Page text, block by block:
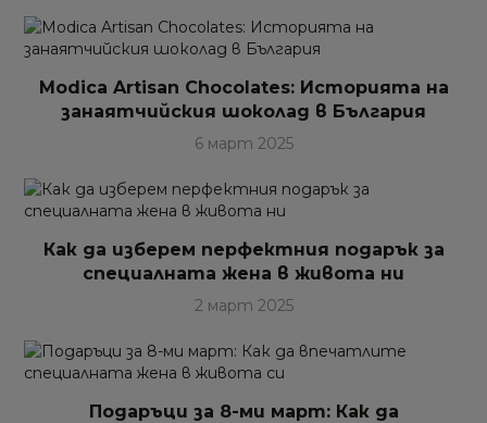
Modica Artisan Chocolates: Историята на
занаятчийския шоколад в България
6 март 2025
Как да изберем перфектния подарък за
специалната жена в живота ни
2 март 2025
Подаръци за 8-ми март: Как да